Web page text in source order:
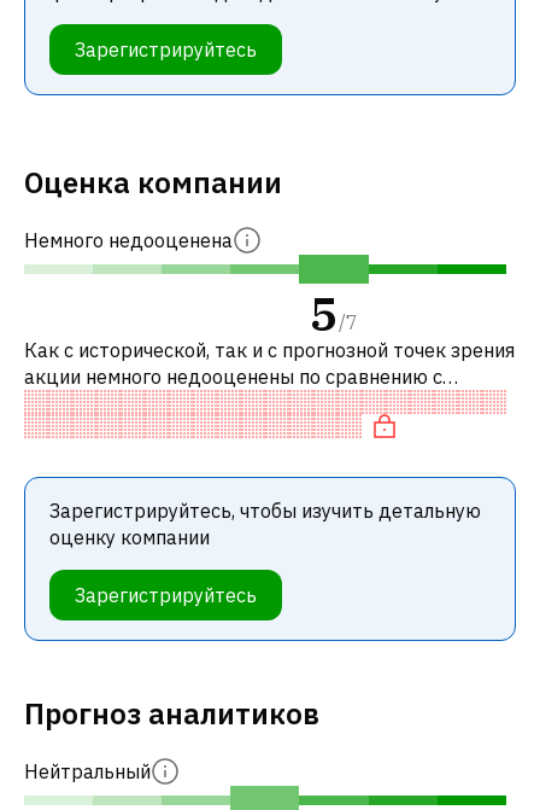
Зарегистрируйтесь
Оценка компании
Немного недооценена
5 /7
Как с исторической, так и с прогнозной точек зрения
акции немного недооценены по сравнению с
аналогичными акциями. В частности, акция
компании разумно оценена по P/E, «де
Зарегистрируйтесь, чтобы изучить детальную
оценку компании
Зарегистрируйтесь
Прогноз аналитиков
Нейтральный